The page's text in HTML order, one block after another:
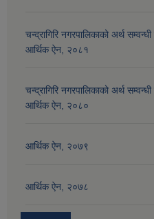
चन्द्रागिरि नगरपालिकाको अर्थ
आर्थिक ऐन, २०८१
चन्द्रागिरि नगरपालिकाको अर्थ
आर्थिक ऐन, २०८०
आर्थिक ऐन, २०७९
आर्थिक ऐन, २०७८